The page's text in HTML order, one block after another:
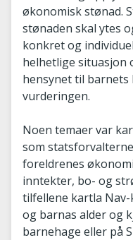
økonomisk stønad.
stønaden skal ytes
konkret og
helhetlige situasjon
hensynet til barnets
vurderingen.
Noen temaer var
som
foreldrenes
inntekter, bo- og
tilfellene kartla
og barnas alder og
barnehage eller på